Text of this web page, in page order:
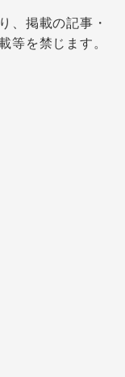
、掲載の記事・
等を禁じます。